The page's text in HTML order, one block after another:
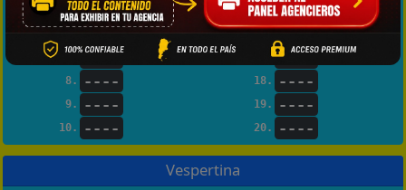
5. ---- 15. ----
16. ----
---- 17. ----
8. ---- 18. ----
9. ---- 19. ----
10. ---- 20. ----
Vespertina